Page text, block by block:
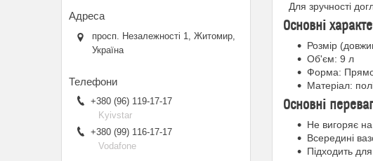
Для зручності
Основні
Розмір
Об'єм: 9 л
Форма:
Матеріал:
Основні
Не вигоряє на
Всередині
Підходить
просп. Незалежності 1, Житомир,
Україна
+380 (96) 119-17-17
Kyivstar
+380 (99) 116-17-17
Vodafone